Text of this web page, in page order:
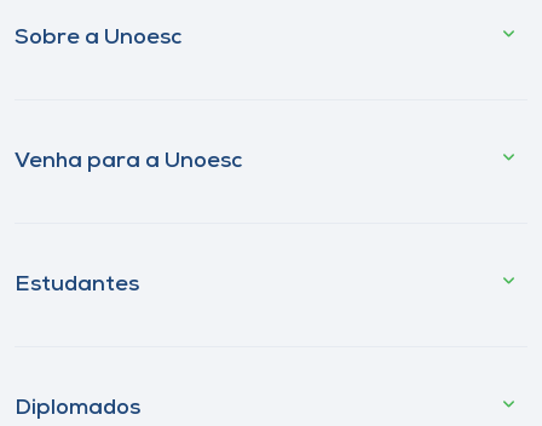
Sobre a Unoesc
Venha para a Unoesc
Estudantes
Diplomados